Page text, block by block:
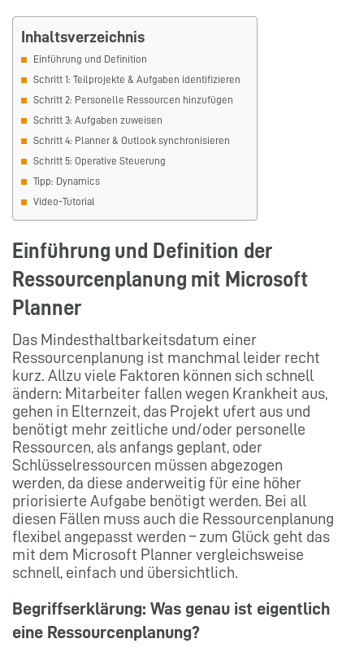
Inhaltsverzeichnis
Einführung und Definition
Schritt 1: Teilprojekte & Aufgaben identifizieren
Schritt 2: Personelle Ressourcen hinzufügen
Schritt 3: Aufgaben zuweisen
Schritt 4: Planner & Outlook synchronisieren
Schritt 5: Operative Steuerung
Tipp: Dynamics
Video-Tutorial
Einführung und Definition der
Ressourcenplanung mit Microsoft
Planner
Das Mindesthaltbarkeitsdatum einer
Ressourcenplanung ist manchmal leider recht
kurz. Allzu viele Faktoren können sich schnell
ändern: Mitarbeiter fallen wegen Krankheit aus,
gehen in Elternzeit, das Projekt ufert aus und
benötigt mehr zeitliche und/oder personelle
Ressourcen, als anfangs geplant, oder
Schlüsselressourcen müssen abgezogen
werden, da diese anderweitig für eine höher
priorisierte Aufgabe benötigt werden. Bei all
diesen Fällen muss auch die Ressourcenplanung
flexibel angepasst werden – zum Glück geht das
mit dem Microsoft Planner vergleichsweise
schnell, einfach und übersichtlich.
Begriffserklärung: Was genau ist eigentlich
eine Ressourcenplanung?